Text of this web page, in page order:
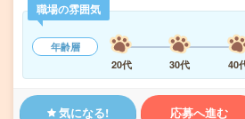
職場の雰囲気
年齢層
20代
30代 40
気になる! 応募へ進む